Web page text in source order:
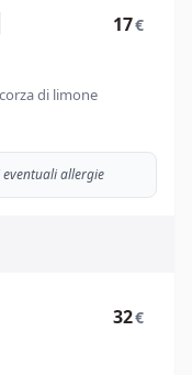
di limone
17€
allergie
32€